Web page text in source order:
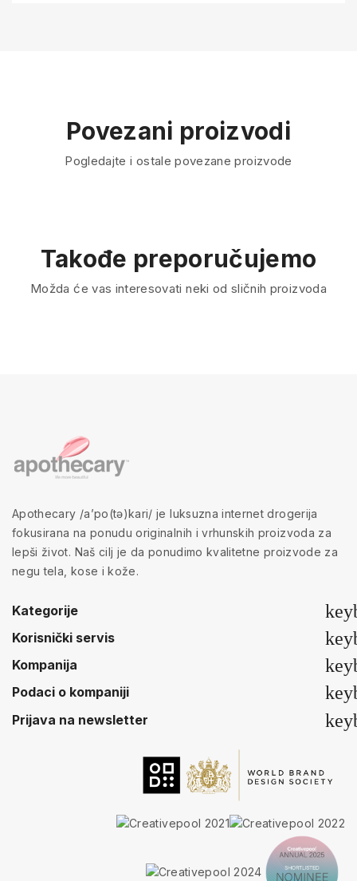
Povezani proizvodi
Pogledajte i ostale povezane proizvode
Takođe preporučujemo
Možda će vas interesovati neki od sličnih proizvoda
Apothecary /a’po(tə)kari/ je luksuzna internet drogerija
fokusirana na ponudu originalnih i vrhunskih proizvoda za
lepši život. Naš cilj je da ponudimo kvalitetne proizvode za
negu tela, kose i kože.
Kategorije
Korisnički servis
Kompanija
Podaci o kompaniji
Prijava na newsletter